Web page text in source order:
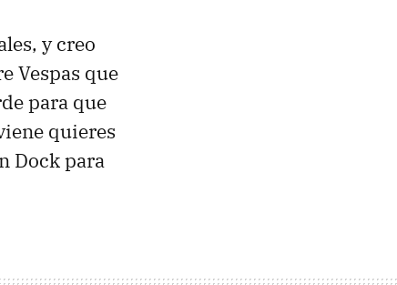
y creo
Vespas que
para que
quieres
Dock para